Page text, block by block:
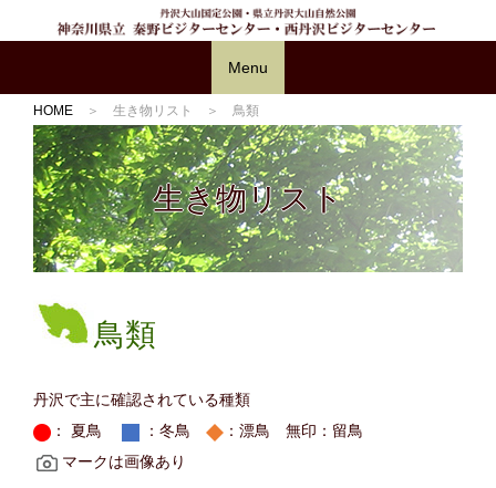
Menu
HOME ＞ 生き物リスト ＞ 鳥類
生き物リスト
鳥類
丹沢で主に確認されている種類
： 夏鳥
：冬鳥
：漂鳥 無印：留鳥
マークは画像あり